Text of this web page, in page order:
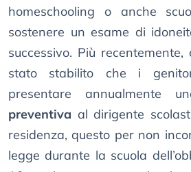
homeschooling o anche
sostenere un esame di
successivo. Più
stato stabilito che i
presentare annualmente
preventiva al dirigente
residenza, questo per non
legge durante la scuola